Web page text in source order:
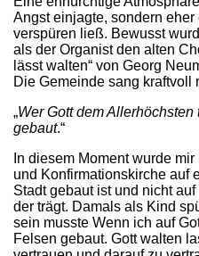
Angst einjagte, sondern
verspüren ließ. Bewusst
als der Organist den alten
lässt walten“ von Georg
Die Gemeinde sang kraftvoll
„Wer Gott dem
gebaut.“
In diesem Moment wurde
und Konfirmationskirche auf
Stadt gebaut ist und nicht
der trägt. Damals als Kind
sein musste Wenn ich auf
Felsen gebaut. Gott walten